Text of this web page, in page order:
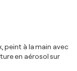
peint à la main avec
en aérosol sur